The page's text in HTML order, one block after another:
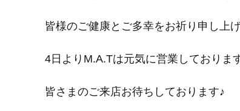
皆様のご健康とご多幸をお祈り申し上げ
4日よりM.A.Tは元気に営業しておりま
皆さまのご来店お待ちしております♪